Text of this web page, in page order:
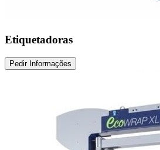
Etiquetadoras
Pedir Informações